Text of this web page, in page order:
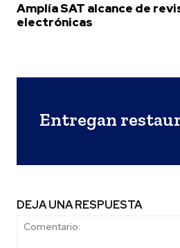
Amplía SAT alcance de
electrónicas
Entregan
DEJA UNA RESPUESTA